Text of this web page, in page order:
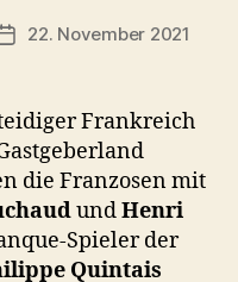
Veröffentlichungsdatum
22. November 2021
Frankreich
die Franzosen mit
undHenri
Spieler der
Quintais